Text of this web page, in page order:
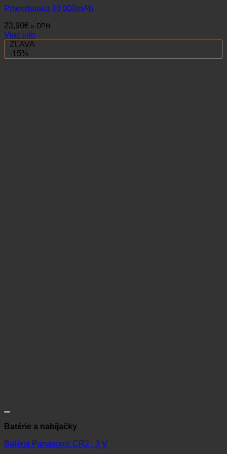
Powerbanka 10 000mAh
23,90€ s DPH
Viac info
ZĽAVA
-15%
Batérie a nabíjačky
Batéria Panasonic CR2 , 3 V